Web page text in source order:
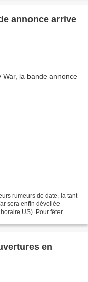
annonce arrive
rumeurs de date, la tant
sera enfin dévoilée
US). Pour fêter
en